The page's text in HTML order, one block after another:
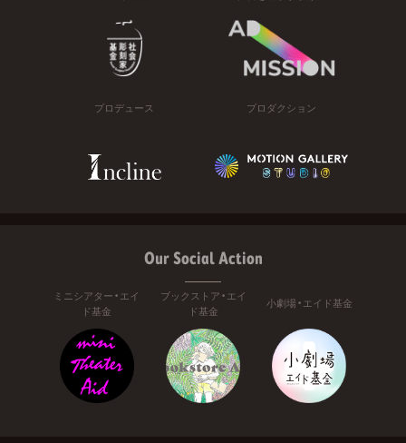
プロデュース プロダクション
Our Social Action
ミニシアター・エイ
ド基金
ブックストア・エイ
ド基金
小劇場・エイド基金